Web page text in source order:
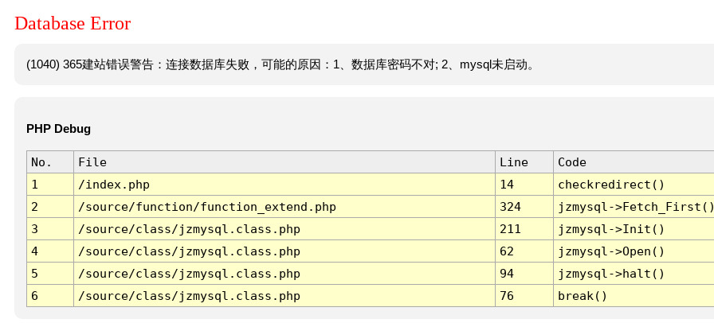
Database Error
(1040) 365建站错误警告：连接数据库失败，可能的原因：1、数据库密码不对; 2、mysql未启动。
PHP Debug
No. File Line
Code
1
/index.php 14
checkredirect()
2
/source/function/function_extend.php 324
jzmysql-
3
/source/class/jzmysql.class.php 211
jzmysql->Init()
4
/source/class/jzmysql.class.php 62
jzmysql->Open()
5
/source/class/jzmysql.class.php 94
jzmysql->halt()
6
/source/class/jzmysql.class.php 76 break()